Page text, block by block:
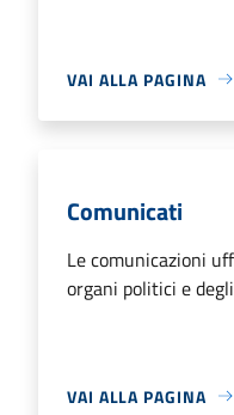
VAI ALLA PAGINA
Comunicati
Le comunicazioni
organi politici e
VAI ALLA PAGINA